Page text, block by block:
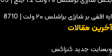
اره افقی بر شارژی براشلس ۲۰ ولت | 8710
آخرین مقالات
وبسایت جدید کنزاکس